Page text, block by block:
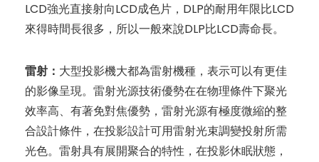
LCD強光直接射向LCD成色片，DLP的耐用年限比LCD
來得時間長很多，所以一般來說DLP比LCD壽命長。
雷射： 大型投影機大都為雷射機種，表示可以有更佳
的影像呈現。雷射光源技術優勢在在物理條件下聚光
效率高、有著免對焦優勢，雷射光源有極度微縮的整
合設計條件，在投影設計可用雷射光束調變投射所需
光色。雷射具有展開聚合的特性，在投影休眠狀態，